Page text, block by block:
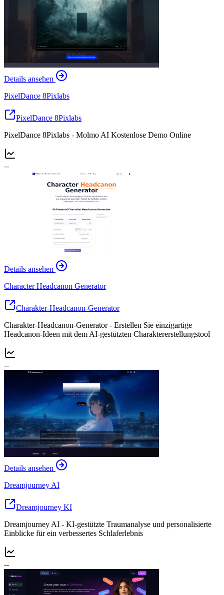
Details ansehen
PixelDance 8Pixlabs
PixelDance 8Pixlabs
PixelDance 8Pixlabs - Molmo AI Kostenlose Demo Online
--
Details ansehen
Character Headcanon Generator
Charakter-Headcanon-Generator
Charakter-Headcanon-Generator - Erstellen Sie einzigartige
Headcanon-Ideen mit dem AI-gestützten Charaktererstellungstool
--
Details ansehen
Dreamjourney AI
Dreamjourney KI
Dreamjourney AI - KI-gestützte Traumanalyse und personalisierte
Einblicke für ein verbessertes Schlaferlebnis
--